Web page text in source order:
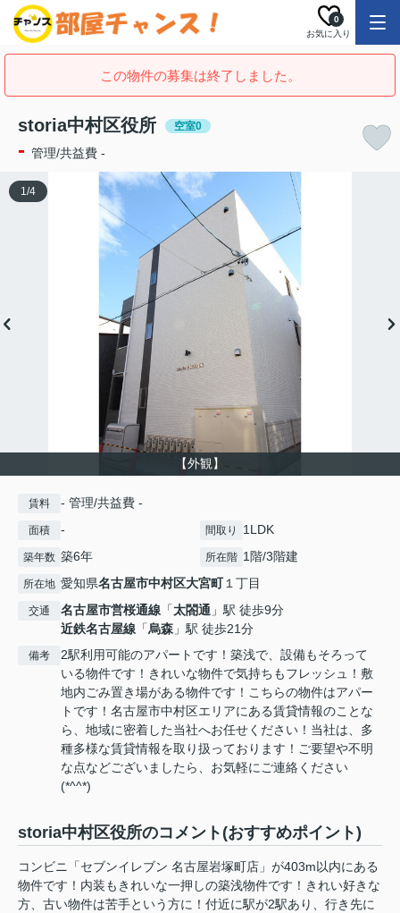
お気に入り
0
この物件の募集は終了しました。
storia中村区役所 空室0
- 管理/共益費 -
【外観】
1/4
賃料 - 管理/共益費 -
面積 - 間取り 1LDK
築年数 築6年 所在階 1階/3階建
所在地 愛知県名古屋市中村区大宮町１丁目
交通 名古屋市営桜通線 「太閤通 」駅 徒歩9分
近鉄名古屋線 「烏森 」駅 徒歩21分
備考
2駅利用可能のアパートです！築浅で、設備もそろって
いる物件です！きれいな物件で気持ちもフレッシュ！敷
地内ごみ置き場がある物件です！こちらの物件はアパー
トです！名古屋市中村区エリアにある賃貸情報のことな
ら、地域に密着した当社へお任せください！当社は、多
種多様な賃貸情報を取り扱っております！ご要望や不明
な点などございましたら、お気軽にご連絡ください
(*^^*)
storia中村区役所のコメント(おすすめポイント)
コンビニ「セブンイレブン 名古屋岩塚町店」が403m以内にある
物件です！内装もきれいな一押しの築浅物件です！きれい好きな
方、古い物件は苦手という方に！付近に駅が2駅あり、行き先に